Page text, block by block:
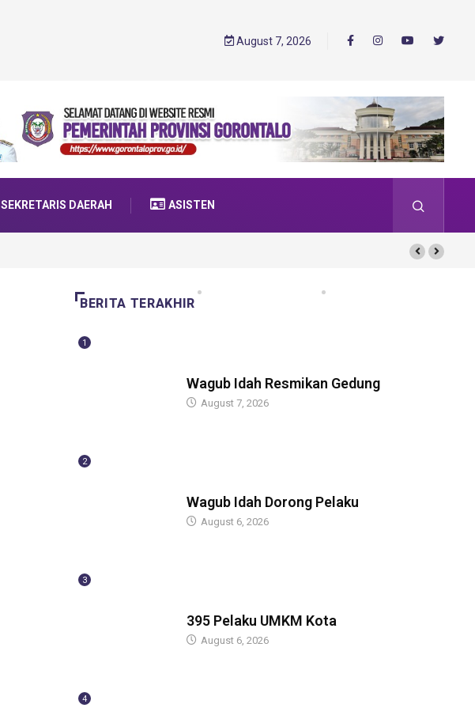
August 7, 2026
SEKRETARIS DAERAH ASISTEN
BERITA TERAKHIR
1
Wagub Idah Resmikan Gedung
August 7, 2026
2
Wagub Idah Dorong Pelaku
August 6, 2026
3
395 Pelaku UMKM Kota
August 6, 2026
4